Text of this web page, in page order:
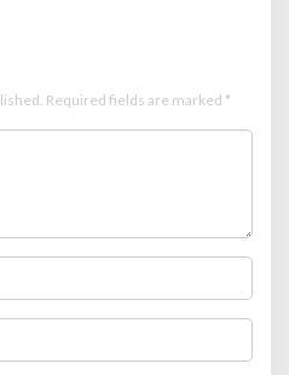
Required fields are marked *